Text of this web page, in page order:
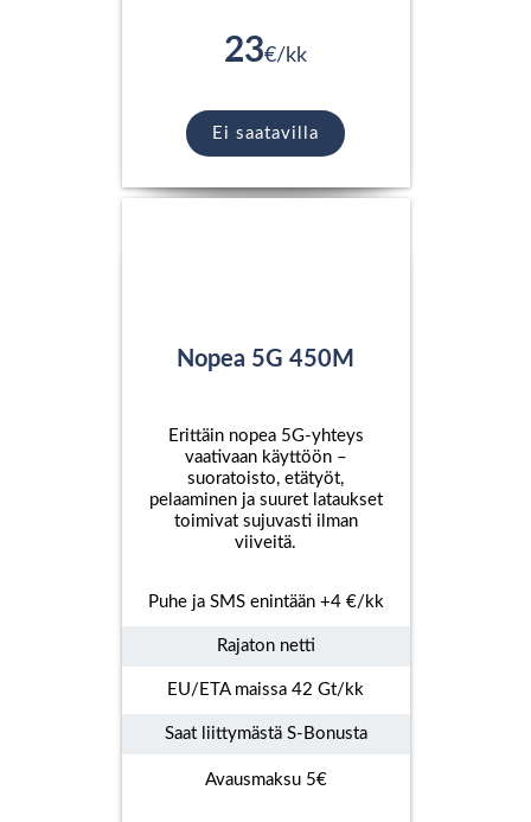
23€/kk
Ei saatavilla
Nopea 5G 450M
Erittäin nopea 5G-yhteys
vaativaan käyttöön –
suoratoisto, etätyöt,
pelaaminen ja suuret lataukset
toimivat sujuvasti ilman
viiveitä.
Puhe ja SMS enintään +4 €/kk
Rajaton netti
EU/ETA maissa 42 Gt/kk
Saat liittymästä S-Bonusta
Avausmaksu 5€